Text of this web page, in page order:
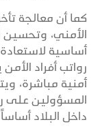
كما أن معالجة
الأمني، وتحسين
أساسية
رواتب أفراد
أمنية مباشرة،
المسؤولين على
داخل البلاد